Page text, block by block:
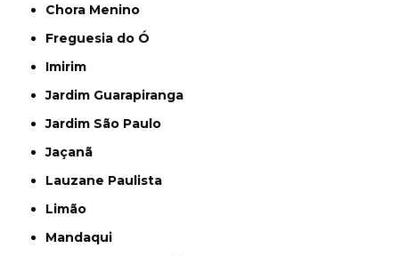
Chora Menino
Freguesia do Ó
Imirim
Jardim Guarapiranga
Jardim São Paulo
Jaçanã
Lauzane Paulista
Limão
Mandaqui